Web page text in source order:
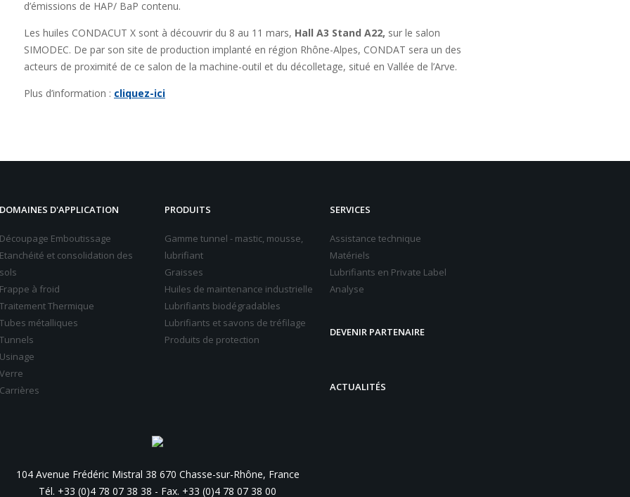
d’émissions de HAP/ BaP contenu.
Les huiles CONDACUT X sont à découvrir du 8 au 11 mars, Hall A3 Stand A22, sur le salon
SIMODEC. De par son site de production implanté en région Rhône-Alpes, CONDAT sera un des
acteurs de proximité de ce salon de la machine-outil et du décolletage, situé en Vallée de l’Arve.
Plus d’information : cliquez-ici
DOMAINES D'APPLICATION
Découpage Emboutissage
Etanchéité et consolidation des
sols
Frappe à froid
Traitement Thermique
Tubes métalliques
Tunnels
Usinage
Verre
Carrières
PRODUITS
Gamme tunnel - mastic, mousse,
lubrifiant
Graisses
Huiles de maintenance industrielle
Lubrifiants biodégradables
Lubrifiants et savons de tréfilage
Produits de protection
SERVICES
Assistance technique
Matériels
Lubrifiants en Private Label
Analyse
DEVENIR PARTENAIRE
ACTUALITÉS
104 Avenue Frédéric Mistral 38 670 Chasse-sur-Rhône, France
Tél. +33 (0)4 78 07 38 38 - Fax. +33 (0)4 78 07 38 00